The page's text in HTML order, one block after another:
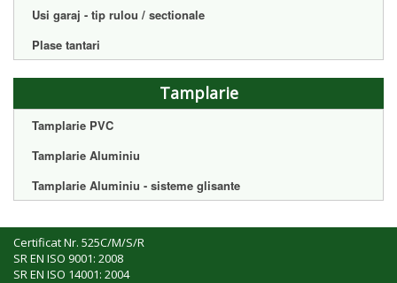
Usi garaj - tip rulou / sectionale
Plase tantari
Tamplarie
Tamplarie PVC
Tamplarie Aluminiu
Tamplarie Aluminiu - sisteme glisante
Certificat Nr. 525C/M/S/R
SR EN ISO 9001: 2008
SR EN ISO 14001: 2004